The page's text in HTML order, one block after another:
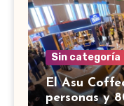
Sin categoría
El Asu
personas y